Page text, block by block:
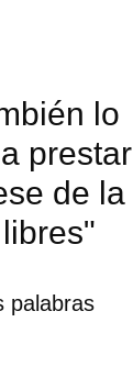
lo
prestar
de la
palabras